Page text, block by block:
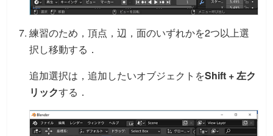
練習のため，頂点，辺，面のいずれかを2つ以上選
択し移動する．
追加選択は，追加したいオブジェクトをShift + 左ク
リックする．